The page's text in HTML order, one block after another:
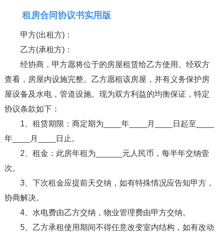
租房合同协议书实用版
甲方(出租方)：
乙方(承租方)：
经协商，甲方愿将位于的房屋租赁给乙方使用。经双方
查看，房屋内设施完整。乙方愿租该房屋，并有义务保护房
屋设备及水电，管道设施。现为双方利益的均衡保证，特定
协议条款如下：
1、租赁期限：商定期为____年____月____日起至____
年____月____日止。
2、租金：此房年租为______元人民币，每半年交纳壹
次。
3、下次租金应提前天交纳，如有特殊情况应告知甲方，
协商解决。
4、水电费由乙方交纳，物业管理费由甲方交纳。
5、乙方承租使用期间不得任意改变室内结构，如有改动